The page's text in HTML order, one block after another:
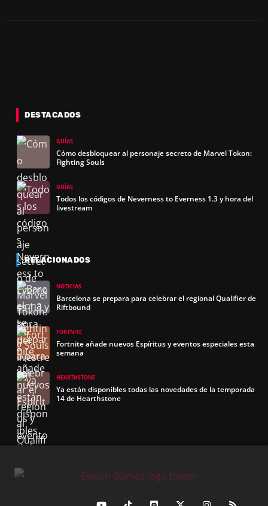
DESTACADOS
GUÍAS
Cómo desbloquear al personaje secreto de Marvel Tokon:
Fighting Souls
GUÍAS
Todos los códigos de Neverness to Everness 1.3 y hora del
livestream
RELACIONADOS
NOTICIAS
Barcelona se prepara para celebrar el regional Qualifier de
Riftbound
FORTNITE
Fortnite añade nuevos Espíritus y eventos especiales esta
semana
HEARTHSTONE
Ya están disponibles todas las novedades de la temporada
14 de Hearthstone